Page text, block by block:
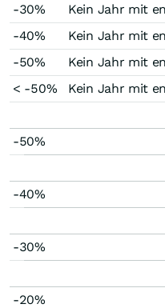
-30%
Kein Jahr mit
-40%
Kein Jahr mit
-50%
Kein Jahr mit
< -50%
Kein Jahr mit
-50%
-40%
-30%
-20%